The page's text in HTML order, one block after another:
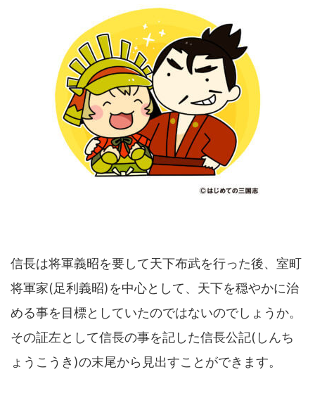
信長は将軍義昭を要して天下布武を行った後、室町
将軍家(足利義昭)を中心として、天下を穏やかに治
める事を目標としていたのではないのでしょうか。
その証左として信長の事を記した信長公記(しんち
ょうこうき)の末尾から見出すことができます。